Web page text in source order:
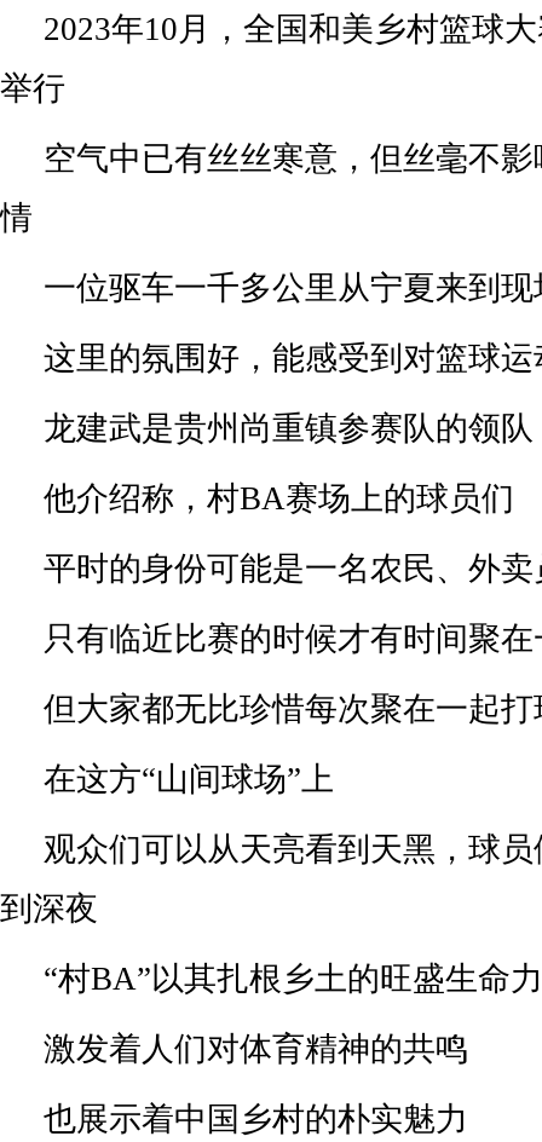
2023年10月，全国和美乡村篮球
举行
空气中已有丝丝寒意，但丝毫不
情
一位驱车一千多公里从宁夏来到
这里的氛围好，能感受到对篮球
龙建武是贵州尚重镇参赛队的领队
他介绍称，村BA赛场上的球员们
平时的身份可能是一名农民、外
只有临近比赛的时候才有时间聚
但大家都无比珍惜每次聚在一起
在这方“山间球场”上
观众们可以从天亮看到天黑，球
到深夜
“村BA”以其扎根乡土的旺盛生命力
激发着人们对体育精神的共鸣
也展示着中国乡村的朴实魅力